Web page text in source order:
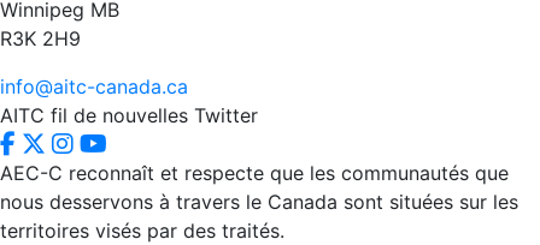
Winnipeg MB
R3K 2H9
info@aitc-canada.ca
AITC fil de nouvelles Twitter
AEC-C reconnaît et respecte que les communautés que
nous desservons à travers le Canada sont situées sur les
territoires visés par des traités.